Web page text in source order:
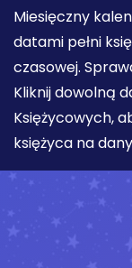
Miesięczny
datami pełni
czasowej.
Kliknij dowolną
Księżycowych,
księżyca na